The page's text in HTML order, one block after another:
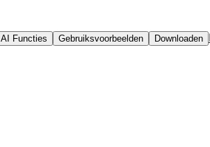
AI Functies Gebruiksvoorbeelden Downloaden